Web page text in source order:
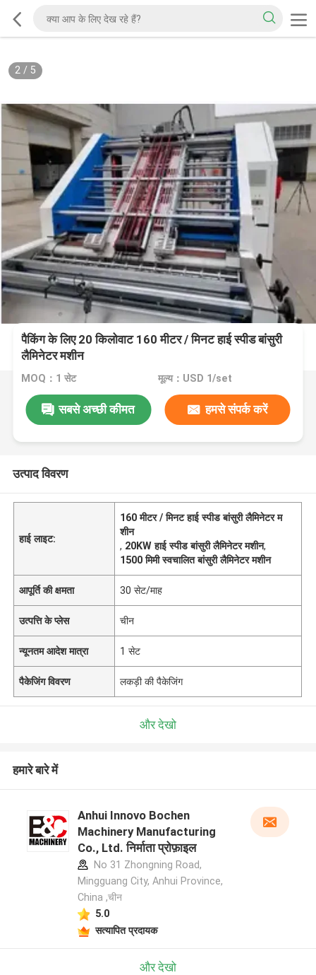
2/ 5
पैकिंग के लिए 20 किलोवाट 160 मीटर / मिनट हाई स्पीड बांसुरी
लैमिनेटर मशीन
MOQ：1 सेट मूल्य：USD 1/set
सबसे अच्छी कीमत हमसे संपर्क करें
उत्पाद विवरण
हाई लाइट:
160 मीटर / मिनट हाई स्पीड बांसुरी लैमिनेटर म
शीन
, 20KW हाई स्पीड बांसुरी लैमिनेटर मशीन,
1500 मिमी स्वचालित बांसुरी लैमिनेटर मशीन
आपूर्ति की क्षमता 30 सेट/माह
उत्पत्ति के प्लेस चीन
न्यूनतम आदेश मात्रा 1 सेट
पैकेजिंग विवरण लकड़ी की पैकेजिंग
और देखो
हमारे बारे में
Anhui Innovo Bochen
Machinery Manufacturing
Co., Ltd. निर्माता प्रोफ़ाइल
No 31 Zhongning Road,
Mingguang City, Anhui Province,
China ,चीन
5.0
सत्यापित प्रदायक
और देखो